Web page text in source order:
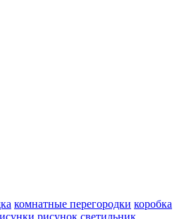
комнатные перегородки коробка
рисунок светильник